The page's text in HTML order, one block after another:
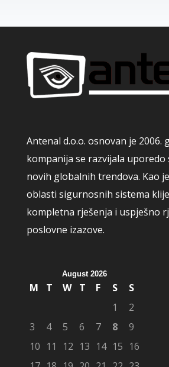
Antenal d.o.o. osnovan je 2006.
kompanija se razvijala uporedo
novih globalnih trendova. Kao
oblasti sigurnosnih sistema
kompletna rješenja i uspješno
poslovne izazove.
August 2026
M T W T F S
S
1
2
3
4 5 6 7 8
9
10 11 12 13 14 15 16